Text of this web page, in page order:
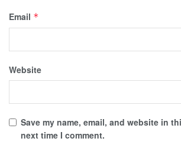
Email *
Website
Save my name, email, and website in
next time I comment.